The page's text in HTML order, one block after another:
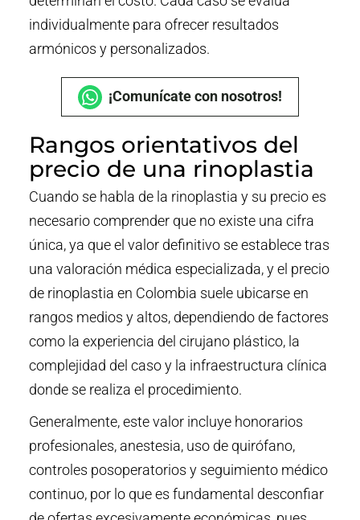
individualmente para ofrecer resultados
armónicos y personalizados.
¡Comunícate con nosotros!
Rangos orientativos del
precio de una rinoplastia
Cuando se habla de la rinoplastia y su precio es
necesario comprender que no existe una cifra
única, ya que el valor definitivo se establece tras
una valoración médica especializada, y el precio
de rinoplastia en Colombia suele ubicarse en
rangos medios y altos, dependiendo de factores
como la experiencia del cirujano plástico, la
complejidad del caso y la infraestructura clínica
donde se realiza el procedimiento.
Generalmente, este valor incluye honorarios
profesionales, anestesia, uso de quirófano,
controles posoperatorios y seguimiento médico
continuo, por lo que es fundamental desconfiar